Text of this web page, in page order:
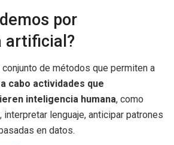
por
artificial?
de métodos que permiten a
cabo actividades que
inteligencia humana, como
lenguaje, anticipar patrones
en datos.